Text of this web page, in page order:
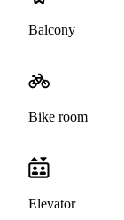
Balcony
Bike room
Elevator